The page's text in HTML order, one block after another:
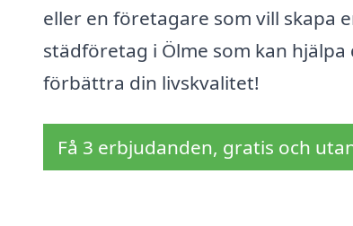
eller en företagare som vill skapa
städföretag i Ölme som kan
förbättra din livskvalitet!
Få 3 erbjudanden, gratis och